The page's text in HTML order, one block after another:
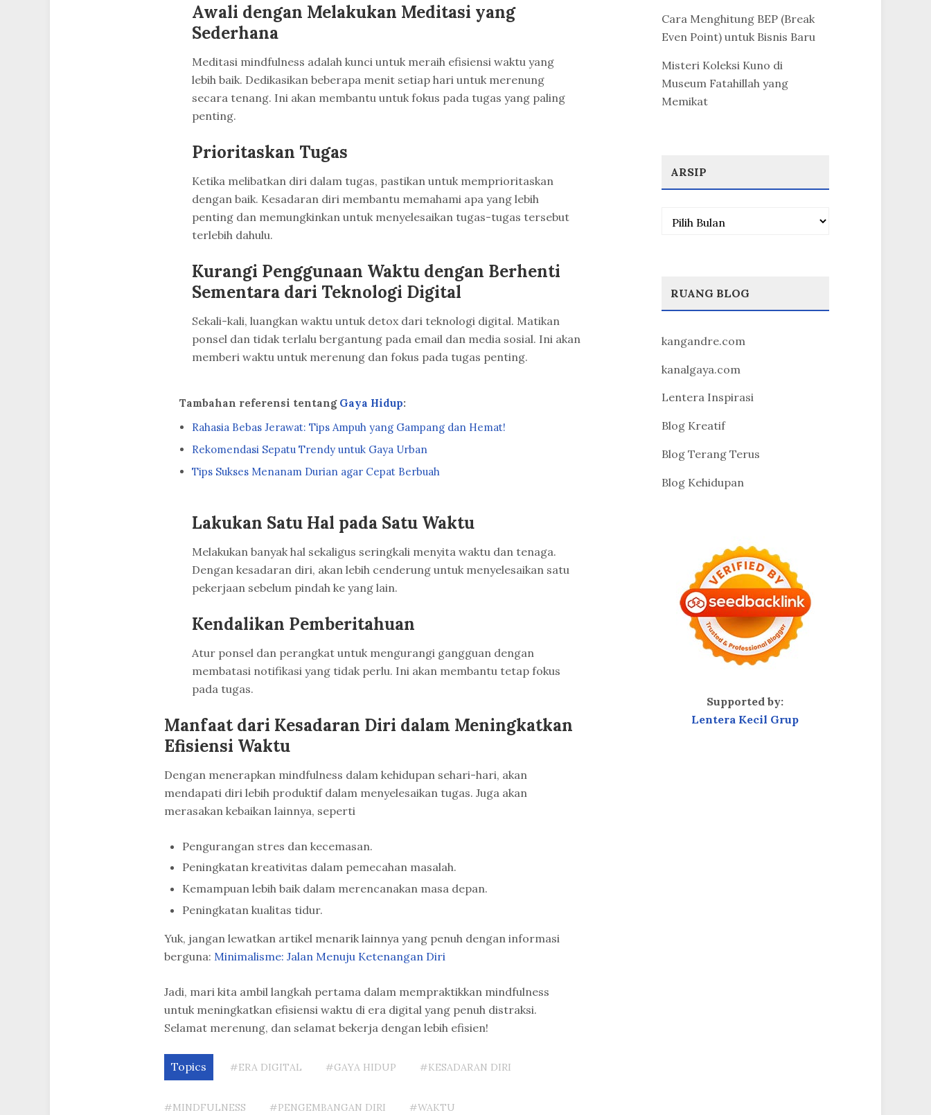
Awali dengan Melakukan Meditasi yang
Sederhana
Meditasi mindfulness adalah kunci untuk meraih efisiensi waktu yang
lebih baik. Dedikasikan beberapa menit setiap hari untuk merenung
secara tenang. Ini akan membantu untuk fokus pada tugas yang paling
penting.
Prioritaskan Tugas
Ketika melibatkan diri dalam tugas, pastikan untuk memprioritaskan
dengan baik. Kesadaran diri membantu memahami apa yang lebih
penting dan memungkinkan untuk menyelesaikan tugas-tugas tersebut
terlebih dahulu.
Kurangi Penggunaan Waktu dengan Berhenti
Sementara dari Teknologi Digital
Sekali-kali, luangkan waktu untuk detox dari teknologi digital. Matikan
ponsel dan tidak terlalu bergantung pada email dan media sosial. Ini akan
memberi waktu untuk merenung dan fokus pada tugas penting.
Tambahan referensi tentang Gaya Hidup:
Rahasia Bebas Jerawat: Tips Ampuh yang Gampang dan Hemat!
Rekomendasi Sepatu Trendy untuk Gaya Urban
Tips Sukses Menanam Durian agar Cepat Berbuah
Lakukan Satu Hal pada Satu Waktu
Melakukan banyak hal sekaligus seringkali menyita waktu dan tenaga.
Dengan kesadaran diri, akan lebih cenderung untuk menyelesaikan satu
pekerjaan sebelum pindah ke yang lain.
Kendalikan Pemberitahuan
Atur ponsel dan perangkat untuk mengurangi gangguan dengan
membatasi notifikasi yang tidak perlu. Ini akan membantu tetap fokus
pada tugas.
Manfaat dari Kesadaran Diri dalam Meningkatkan
Efisiensi Waktu
Dengan menerapkan mindfulness dalam kehidupan sehari-hari, akan
mendapati diri lebih produktif dalam menyelesaikan tugas. Juga akan
merasakan kebaikan lainnya, seperti
Pengurangan stres dan kecemasan.
Peningkatan kreativitas dalam pemecahan masalah.
Kemampuan lebih baik dalam merencanakan masa depan.
Peningkatan kualitas tidur.
Yuk, jangan lewatkan artikel menarik lainnya yang penuh dengan informasi
berguna: Minimalisme: Jalan Menuju Ketenangan Diri
Jadi, mari kita ambil langkah pertama dalam mempraktikkan mindfulness
untuk meningkatkan efisiensi waktu di era digital yang penuh distraksi.
Selamat merenung, dan selamat bekerja dengan lebih efisien!
Topics #ERA DIGITAL #GAYA HIDUP #KESADARAN DIRI
#MINDFULNESS #PENGEMBANGAN DIRI #WAKTU
Cara Menghitung BEP (Break
Even Point) untuk Bisnis Baru
Misteri Koleksi Kuno di
Museum Fatahillah yang
Memikat
ARSIP
Arsip
RUANG BLOG
kangandre.com
kanalgaya.com
Lentera Inspirasi
Blog Kreatif
Blog Terang Terus
Blog Kehidupan
Supported by:
Lentera Kecil Grup